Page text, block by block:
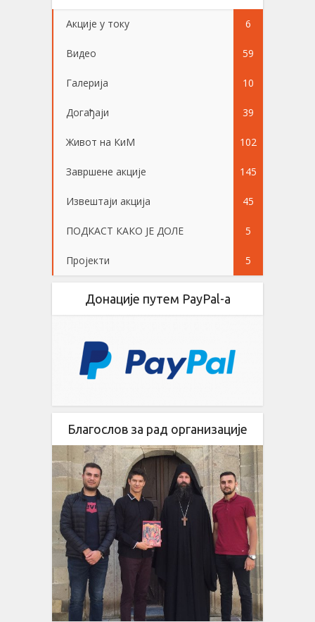
Акције у току 6
Видео 59
Галерија 10
Догађаји 39
Живот на КиМ 102
Завршене акције 145
Извештаји акција 45
ПОДКАСТ КАКО ЈЕ ДОЛЕ 5
Пројекти 5
Донације путем PayPal-a
Благослов за рад организације